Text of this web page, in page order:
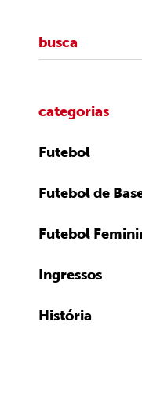
categorias
Futebol
Futebol de
Futebol
Ingressos
História